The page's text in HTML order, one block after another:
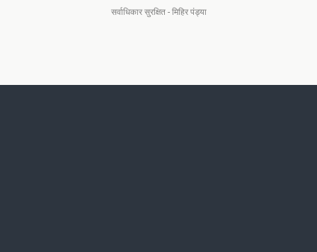
सर्वाधिकार सुरक्षित - मिहिर पंड्या